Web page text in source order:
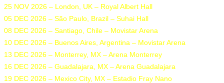
25 NOV 2026 – London, UK – Royal Albert Hall
05 DEC 2026 – São Paulo, Brazil – Suhai Hall
08 DEC 2026 – Santiago, Chile – Movistar Arena
10 DEC 2026 – Buenos Aires, Argentina – Movistar Arena
13 DEC 2026 – Monterrey, MX – Arena Monterrey
16 DEC 2026 – Guadalajara, MX – Arena Guadalajara
19 DEC 2026 – Mexico City, MX – Estadio Fray Nano